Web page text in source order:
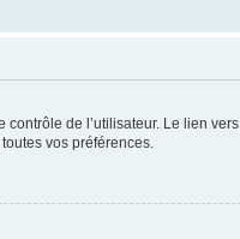
de l’utilisateur. Le lien
vos préférences.